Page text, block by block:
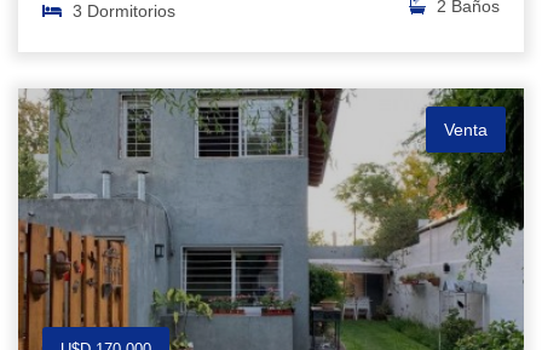
3 Dormitorios 2 Baños
Venta